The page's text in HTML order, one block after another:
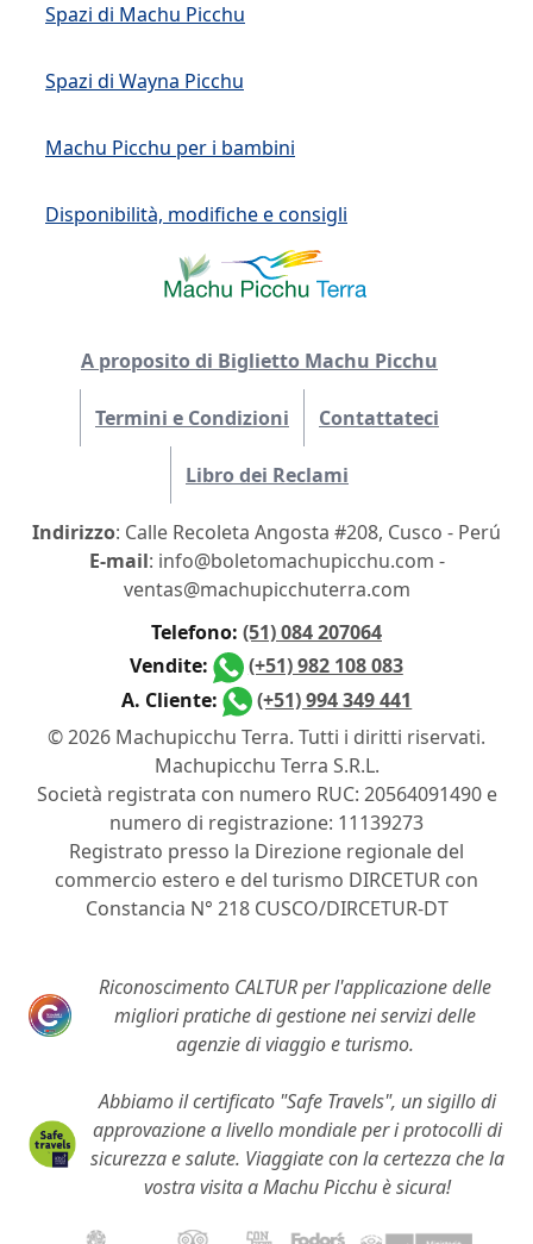
Spazi di Machu Picchu
Spazi di Wayna Picchu
Machu Picchu per i bambini
Disponibilità, modifiche e consigli
A proposito di Biglietto Machu Picchu
Termini e Condizioni Contattateci
Libro dei Reclami
Indirizzo: Calle Recoleta Angosta #208, Cusco - Perú
E-mail: info@boletomachupicchu.com -
ventas@machupicchuterra.com
Telefono: (51) 084 207064
Vendite:
(+51) 982 108 083
A. Cliente:
(+51) 994 349 441
© 2026 Machupicchu Terra. Tutti i diritti riservati.
Machupicchu Terra S.R.L.
Società registrata con numero RUC: 20564091490 e
numero di registrazione: 11139273
Registrato presso la Direzione regionale del
commercio estero e del turismo DIRCETUR con
Constancia N° 218 CUSCO/DIRCETUR-DT
Riconoscimento CALTUR per l'applicazione delle
migliori pratiche di gestione nei servizi delle
agenzie di viaggio e turismo.
Abbiamo il certificato "Safe Travels", un sigillo di
approvazione a livello mondiale per i protocolli di
sicurezza e salute. Viaggiate con la certezza che la
vostra visita a Machu Picchu è sicura!